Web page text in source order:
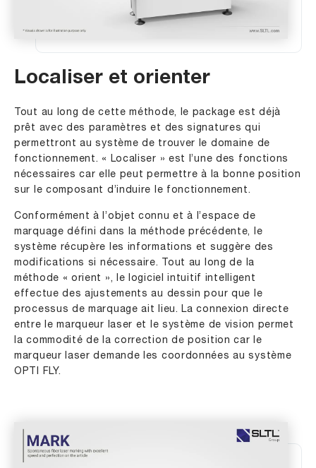
Localiser et orienter
Tout au long de cette méthode, le package est déjà
prêt avec des paramètres et des signatures qui
permettront au système de trouver le domaine de
fonctionnement. « Localiser » est l’une des fonctions
nécessaires car elle peut permettre à la bonne position
sur le composant d’induire le fonctionnement.
Conformément à l’objet connu et à l’espace de
marquage défini dans la méthode précédente, le
système récupère les informations et suggère des
modifications si nécessaire. Tout au long de la
méthode « orient », le logiciel intuitif intelligent
effectue des ajustements au dessin pour que le
processus de marquage ait lieu. La connexion directe
entre le marqueur laser et le système de vision permet
la commodité de la correction de position car le
marqueur laser demande les coordonnées au système
OPTI FLY.